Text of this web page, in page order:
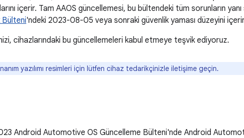
içerir. Tam AAOS güncellemesi, bu bültendeki tüm sorunların yanı
Bülteni'ndeki 2023-08-05 veya sonraki güvenlik yaması düzeyini
cihazlarındaki bu güncellemeleri kabul etmeye teşvik ediyoruz.
yazılımı resimleri için lütfen cihaz tedarikçinizle iletişime geçin.
Android Automotive OS Güncelleme Bülteni'nde Android